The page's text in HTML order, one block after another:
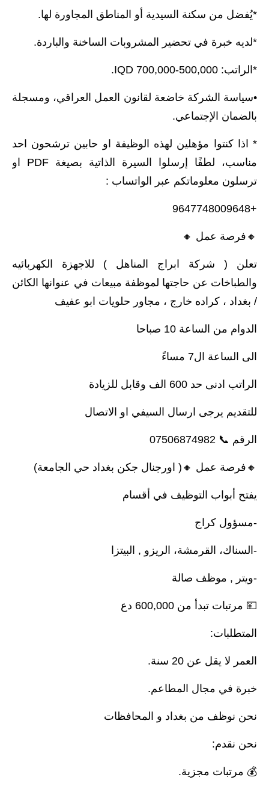
*يُفضل من سكنة السيدية أو المناطق المجاورة لها.
*لديه خبرة في تحضير المشروبات الساخنة والباردة.
*الراتب: 500,000-700,000 IQD.
•سياسة الشركة خاضعة لقانون العمل العراقي، ومسجلة
بالضمان الإجتماعي.
* اذا كنتوا مؤهلين لهذه الوظيفة او حابين ترشحون احد
مناسب، لطفًا إرسلوا السيرة الذاتية بصيغة PDF او
ترسلون معلوماتكم عبر الواتساب :
+9647748009648
🔸️فرصة عمل 🔸️
تعلن ( شركة ابراج المناهل ) للاجهزة الكهربائيه
والطباخات عن حاجتها لموظفة مبيعات في عنوانها الكائن
/ بغداد ، كراده خارج ، مجاور حلويات ابو عفيف
الدوام من الساعة 10 صباحا
الى الساعة ال7 مساءً
الراتب ادنى حد 600 الف وقابل للزيادة
للتقديم يرجى ارسال السيفي او الاتصال
الرقم 📞 07506874982
🔸️فرصة عمل 🔸️( اورجنال جكن بغداد حي الجامعة)
يفتح أبواب التوظيف في أقسام
-مسؤول كراج
-السناك، القرمشة، الريزو , البيتزا
-ويتر , موظف صالة
💴 مرتبات تبدأ من 600,000 دع
المتطلبات:
العمر لا يقل عن 20 سنة.
خبرة في مجال المطاعم.
نحن نوظف من بغداد و المحافظات
نحن نقدم:
💰 مرتبات مجزية.